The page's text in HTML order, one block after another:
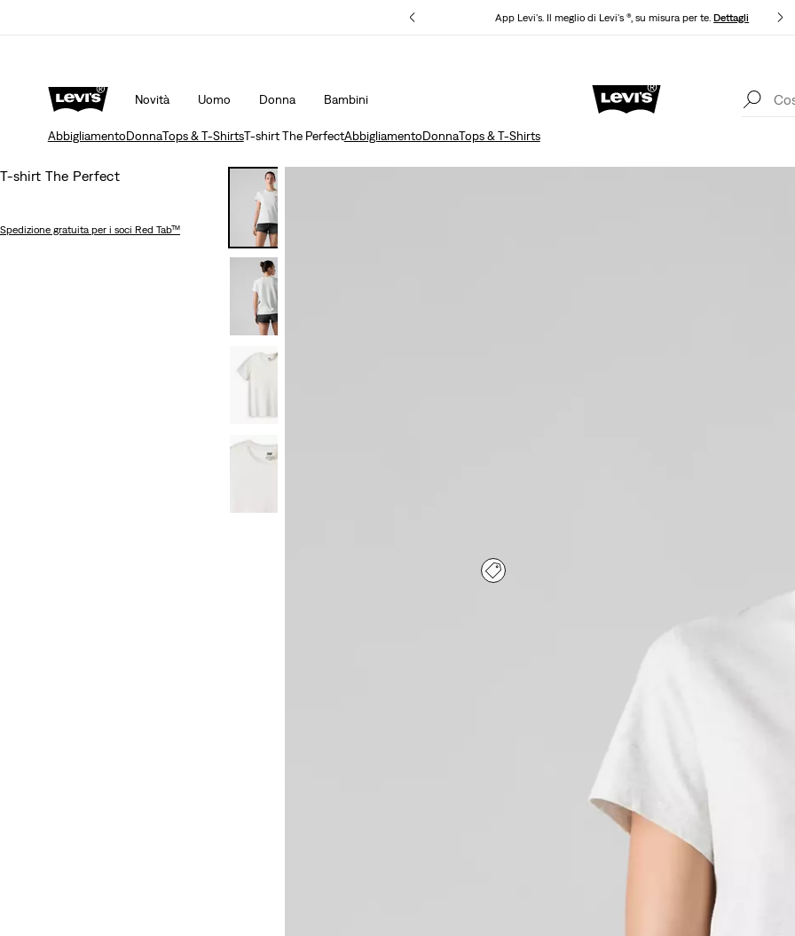
Dettagli App Levi's. Il meglio di Levi's ®, su misura per te.Dettagli
Novità Uomo Donna Bambini
Spedizione gratuita per i membri di Levi’s® Red Tab™
AbbigliamentoDonnaTops & T-ShirtsT-shirt The PerfectAbbigliamentoDonnaTops & T-Shirts
T-shirt The Perfect
Spedizione gratuita per i soci Red Tab™